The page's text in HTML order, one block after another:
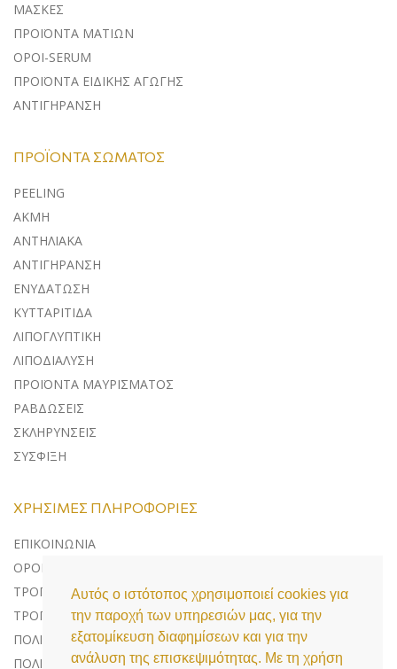
Αυτός ο ιστότοπος χρησιμοποιεί cookies για
την παροχή των υπηρεσιών μας, για την
εξατομίκευση διαφημίσεων και για την
ανάλυση της επισκεψιμότητας. Με τη χρήση
ΜΑΣΚΕΣ
ΠΡΟΪΟΝΤΑ ΜΑΤΙΩΝ
ΟΡΟΙ-SERUM
ΠΡΟΪΟΝΤΑ ΕΙΔΙΚΗΣ ΑΓΩΓΗΣ
ΑΝΤΙΓΗΡΑΝΣΗ
ΠΡΟΪΌΝΤΑ ΣΏΜΑΤΟΣ
PEELING
ΑΚΜΗ
ΑΝΤΗΛΙΑΚΑ
ΑΝΤΙΓΗΡΑΝΣΗ
ΕΝΥΔΑΤΩΣΗ
ΚΥΤΤΑΡΙΤΙΔΑ
ΛΙΠΟΓΛΥΠΤΙΚΗ
ΛΙΠΟΔΙΑΛΥΣΗ
ΠΡΟΪΟΝΤΑ ΜΑΥΡΙΣΜΑΤΟΣ
ΡΑΒΔΩΣΕΙΣ
ΣΚΛΗΡΥΝΣΕΙΣ
ΣΥΣΦΙΞΗ
ΧΡΉΣΙΜΕΣ ΠΛΗΡΟΦΟΡΊΕΣ
ΕΠΙΚΟΙΝΩΝΊΑ
ΌΡΟΙ ΧΡΉΣΗΣ
ΤΡΌΠΟΙ ΠΛΗΡΩΜΉΣ
ΤΡΌΠΟΙ ΑΠΟΣΤΟΛΉΣ
ΠΟΛΙΤΙΚΉ ΕΠΙΣΤΡΟΦΏΝ
ΠΟΛΙΤΙΚΉ ΠΡΟΣΤΑΣΊΑΣ ΔΕΔΟΜΈΝΩΝ